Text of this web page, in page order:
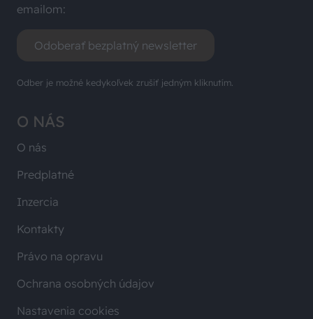
O NÁS
O nás
Predplatné
Inzercia
Kontakty
Právo na opravu
Ochrana osobných údajov
Nastavenia cookies
emailom:
Odoberať bezplatný newsletter
Odber je možné kedykoľvek zrušiť jedným kliknutím.